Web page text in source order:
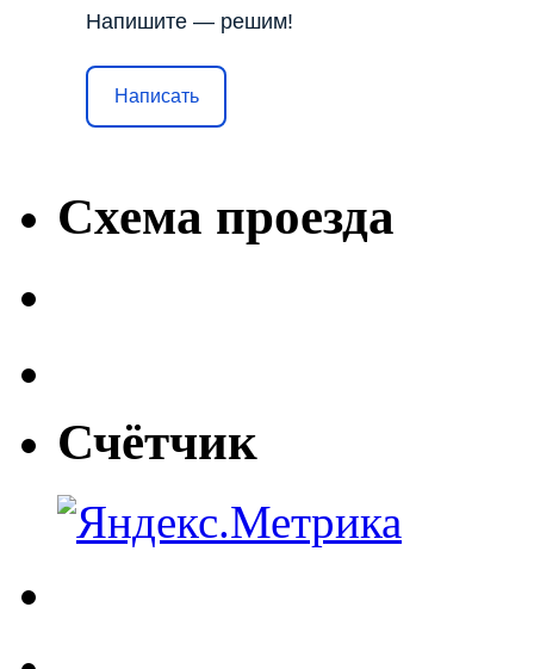
Напишите — решим!
Написать
Схема проезда
Счётчик